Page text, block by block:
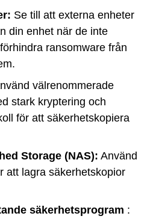
Se till att externa enheter
din enhet när de inte
ransomware från
välrenommerade
stark kryptering och
för att säkerhetskopiera
Storage (NAS): Använd
att lagra säkerhetskopior
säkerhetsprogram :